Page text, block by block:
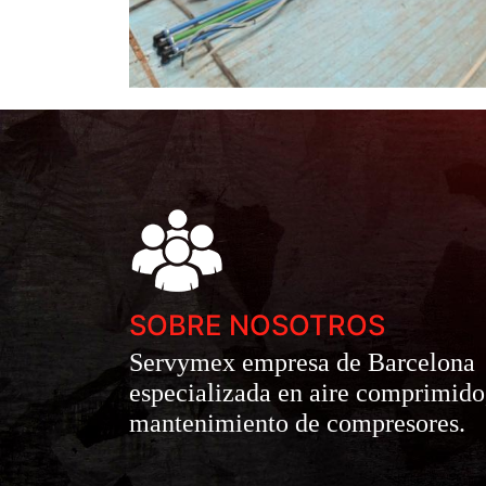
SOBRE NOSOTROS
Servymex empresa de Barcelona
especializada en aire
mantenimiento de compresores.